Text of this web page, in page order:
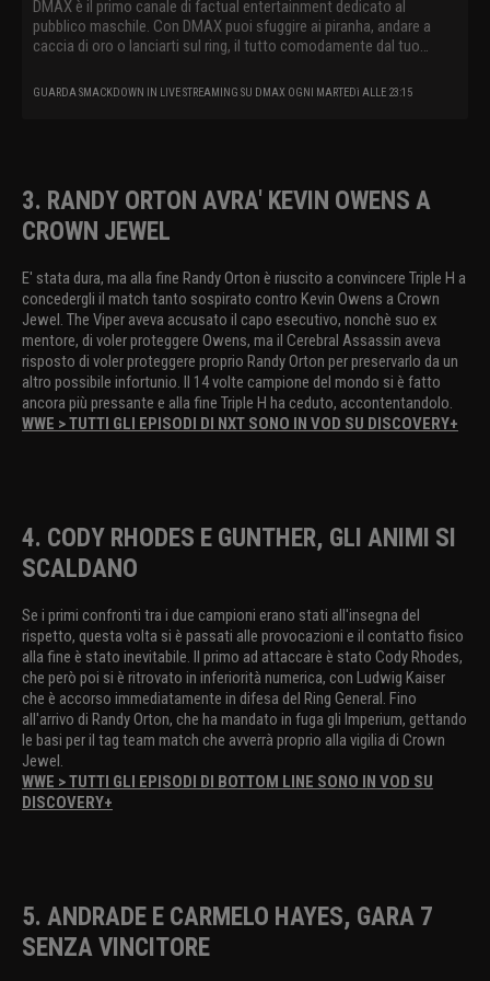
DMAX è il primo canale di factual entertainment dedicato al
pubblico maschile. Con DMAX puoi sfuggire ai piranha, andare a
caccia di oro o lanciarti sul ring, il tutto comodamente dal tuo
GUARDA SMACKDOWN IN LIVE STREAMING SU DMAX OGNI MARTEDì ALLE 23:15
3. RANDY ORTON AVRA' KEVIN OWENS A
CROWN JEWEL
E' stata dura, ma alla fine Randy Orton è riuscito a convincere Triple H a
concedergli il match tanto sospirato contro Kevin Owens a Crown
Jewel. The Viper aveva accusato il capo esecutivo, nonchè suo ex
mentore, di voler proteggere Owens, ma il Cerebral Assassin aveva
risposto di voler proteggere proprio Randy Orton per preservarlo da un
altro possibile infortunio. Il 14 volte campione del mondo si è fatto
ancora più pressante e alla fine Triple H ha ceduto, accontentandolo.
WWE > TUTTI GLI EPISODI DI NXT SONO IN VOD SU DISCOVERY+
4. CODY RHODES E GUNTHER, GLI ANIMI SI
SCALDANO
Se i primi confronti tra i due campioni erano stati all'insegna del
rispetto, questa volta si è passati alle provocazioni e il contatto fisico
alla fine è stato inevitabile. Il primo ad attaccare è stato Cody Rhodes,
che però poi si è ritrovato in inferiorità numerica, con Ludwig Kaiser
che è accorso immediatamente in difesa del Ring General. Fino
all'arrivo di Randy Orton, che ha mandato in fuga gli Imperium, gettando
le basi per il tag team match che avverrà proprio alla vigilia di Crown
Jewel.
WWE > TUTTI GLI EPISODI DI BOTTOM LINE SONO IN VOD SU
DISCOVERY+
5. ANDRADE E CARMELO HAYES, GARA 7
SENZA VINCITORE